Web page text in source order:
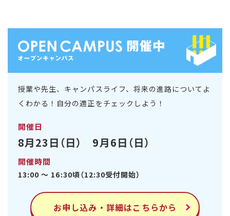
授業や先生、キャンパスライフ、将来の進路についてよ
くわかる！自分の適正をチェックしよう！
開催日
8月23日（日） 9月6日（日）
開催時間
13:00 ～ 16:30頃（12:30受付開始）
お申し込み・詳細はこちらから